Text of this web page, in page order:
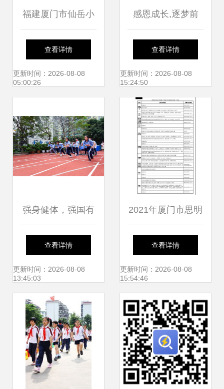
福建厦门市仙岳小
学非编顶岗教师招
聘模拟预测及备考
查看详情
更新时间：2026-08-08
05:00:26
感恩成长,逐梦前
行--记厦门市仙岳
小学2022年成长礼
活动
查看详情
更新时间：2026-08-08
15:24:50
强身健体，强国有
我——记厦门市仙
岳小学第二十一届
田径运动会
查看详情
更新时间：2026-08-08
13:45:03
2021年厦门市思明
区小学划片招生一
览表 厦门市仙岳小
学学区范围详解
查看详情
更新时间：2026-08-08
15:54:46